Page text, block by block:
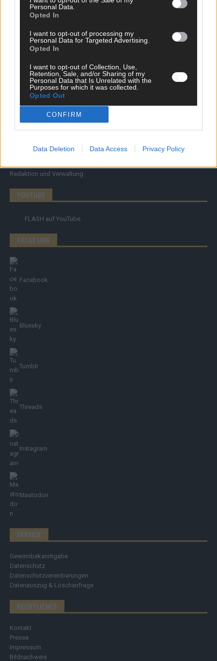
Personal Data.
Opted In
I want to opt-out of processing my
Personal Data for Targeted Advertising.
Opted In
I want to opt-out of Collection, Use,
Retention, Sale, and/or Sharing of my
Personal Data that Is Unrelated with the
Purposes for which it was collected.
Opted Out
CONFIRM
Data Deletion Data Access Privacy Policy
Meinung
Streams & Storys
Eurovision
FLASH – DAS VIDEOPORTAL
Redaktion und Verwaltung
YOUTUBE
FLASH auf YouTube
FOLGE UNS
Facebook
Bluesky
Tumblr
Threads
Instagram
Mastodon
SERVICE
Gewinnbekanntgabe
Datenschutz
Datenschutzvereinbarungen
Datenauszug & Löschanfrage
RECHTLICHES
Kontakt
Presse
Impressum
Bildnachweis